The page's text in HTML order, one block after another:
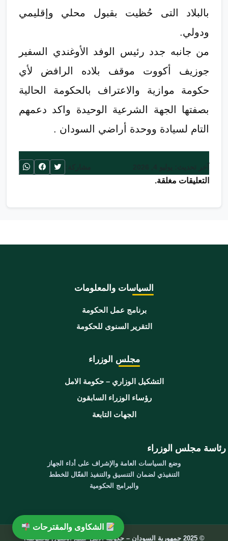
بالبلاد التى حُظيت بقبول محلي وإقليمي
ودولي.
من جانبه جدد رئيس الوفد الأوغندي السفير
جوزيف أكووت موقف بلاده الرافض لأي
حكومة موازية والاعتراف بالحكومة الحالية
بصفتها الجهة الشرعية الوحيدة واكد دعمهم
التام لسيادة ووحدة أراضي السودان .
التعليقات مغلقة.
السياسات والمعلومات
برنامج عمل الحكومة
التقرير السنوى للحكومة
مجلس الوزراء
التشكيل الوزاري – حكومة الامل
رؤساء الوزراء السابقون
الجهات التابعة
رئاسة مجلس الوزراء
وضع السياسات العامة والإشراف على أداء الجهاز
التنفيذي لضمان التنسيق والتنفيذ الفعّال للخطط
والبرامج الحكومية
© 2025 جمهورية السودان – حكومة الامل جميع الحقوق محفوظة.
الشكاوى والمقترحات